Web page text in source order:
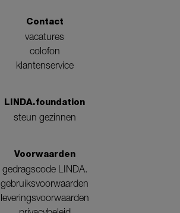
Contact
vacatures
colofon
klantenservice
LINDA.foundation
steun gezinnen
Voorwaarden
gedragscode LINDA.
gebruiksvoorwaarden
leveringsvoorwaarden